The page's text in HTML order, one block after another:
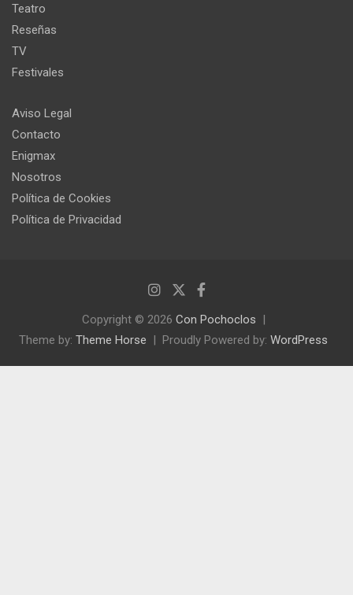
Teatro
Reseñas
TV
Festivales
Aviso Legal
Contacto
Enigmax
Nosotros
Política de Cookies
Política de Privacidad
Copyright © 2026 Con Pochoclos
Theme by: Theme Horse Proudly Powered by: WordPress